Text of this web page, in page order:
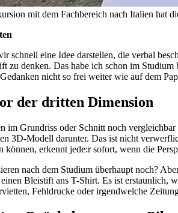
mit dem Fachbereich nach Italien hat
schnell eine Idee darstellen, die verbal
zu denken. Das habe ich schon im
nicht so frei weiter wie auf dem
der dritten Dimension
im Grundriss oder Schnitt noch
3D-Modell darunter. Das ist nicht
können, erkennt jede:r sofort, wenn die
nach dem Studium überhaupt noch?
Bleistift ans T-Shirt. Es ist erstaunlich,
Fehldrucke oder irgendwelche